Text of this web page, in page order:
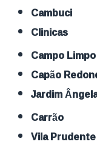
Cambuci
Clinicas
Campo Limpo
Capão
Jardim
Carrão
Vila Prudente